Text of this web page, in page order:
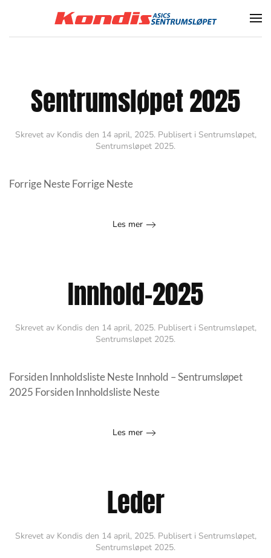
Sentrumsløpet 2025
Skrevet av Kondis den 14 april, 2025. Publisert i Sentrumsløpet,
Sentrumsløpet 2025.
Forrige Neste Forrige Neste
Les mer
Innhold-2025
Skrevet av Kondis den 14 april, 2025. Publisert i Sentrumsløpet,
Sentrumsløpet 2025.
Forsiden Innholdsliste Neste Innhold – Sentrumsløpet
2025 Forsiden Innholdsliste Neste
Les mer
Leder
Skrevet av Kondis den 14 april, 2025. Publisert i Sentrumsløpet,
Sentrumsløpet 2025.